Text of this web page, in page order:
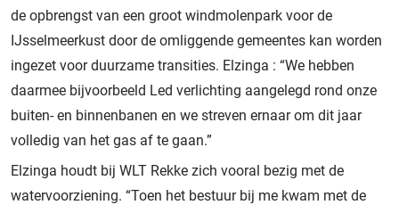
de opbrengst van een groot windmolenpark voor de
IJsselmeerkust door de omliggende gemeentes kan worden
ingezet voor duurzame transities. Elzinga : “We hebben
daarmee bijvoorbeeld Led verlichting aangelegd rond onze
buiten- en binnenbanen en we streven ernaar om dit jaar
volledig van het gas af te gaan.”
Elzinga houdt bij WLT Rekke zich vooral bezig met de
watervoorziening. “Toen het bestuur bij me kwam met de